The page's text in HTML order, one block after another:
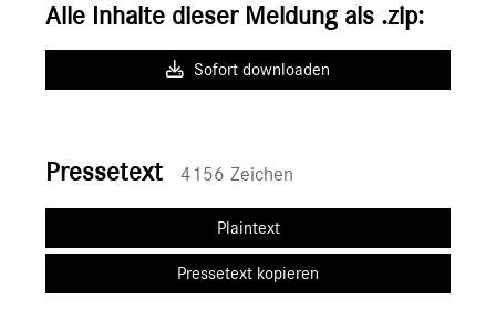
Alle Inhalte dieser Meldung als .zip:
Sofort downloaden
Pressetext 4156 Zeichen
Plaintext
Pressetext kopieren